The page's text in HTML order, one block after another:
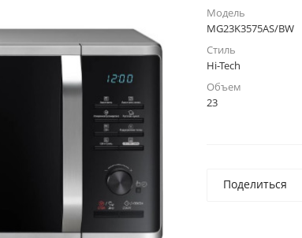
Модель
MG23K3575AS/BW
Стиль
Hi-Tech
Объем
23
Поделиться